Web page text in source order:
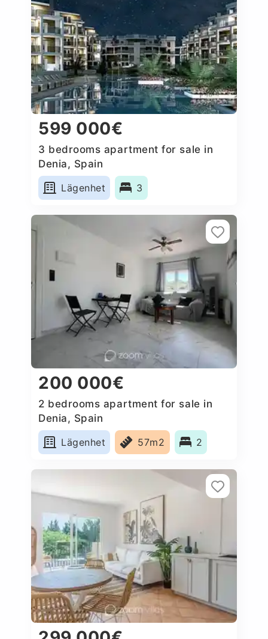
599 000€
3 bedrooms apartment for sale in
Denia, Spain
Lägenhet
3
200 000€
2 bedrooms apartment for sale in
Denia, Spain
Lägenhet
57m2 2